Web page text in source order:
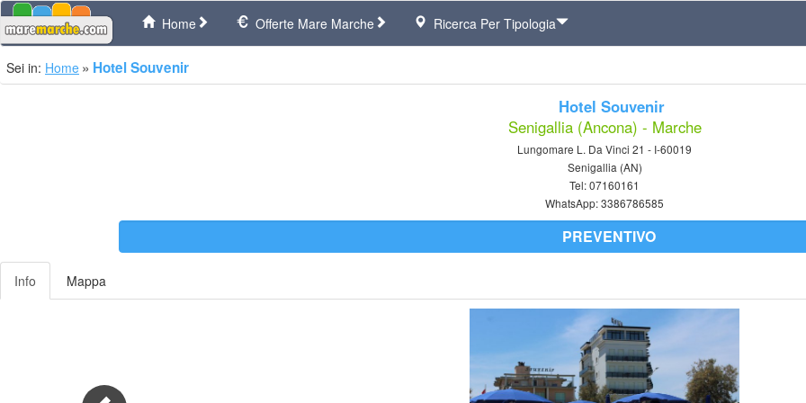
Home Offerte Mare Marche Ricerca Per Tipologia
Sei in: Home Hotel Souvenir
Hotel Souvenir
Senigallia (Ancona) - Marche
Lungomare L. Da Vinci 21 - I-60019
Senigallia (AN)
Tel:07160161
WhatsApp:3386786585
PREVENTIVO
Info Mappa